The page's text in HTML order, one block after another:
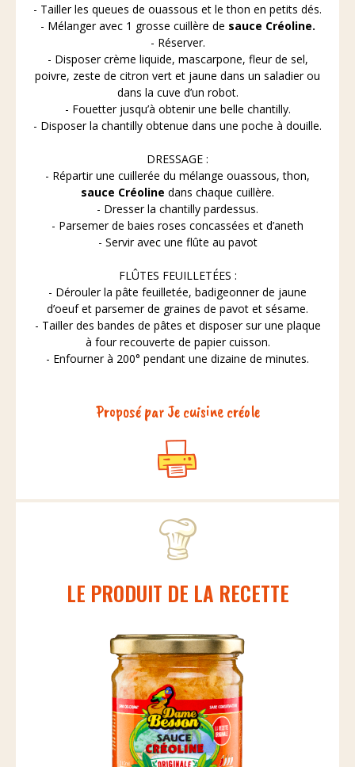
- Tailler les queues de ouassous et le thon en petits dés.
- Mélanger avec 1 grosse cuillère de sauce Créoline.
- Réserver.
- Disposer crème liquide, mascarpone, fleur de sel,
poivre, zeste de citron vert et jaune dans un saladier ou
dans la cuve d’un robot.
- Fouetter jusqu’à obtenir une belle chantilly.
- Disposer la chantilly obtenue dans une poche à douille.
DRESSAGE :
- Répartir une cuillerée du mélange ouassous, thon,
sauce Créoline dans chaque cuillère.
- Dresser la chantilly pardessus.
- Parsemer de baies roses concassées et d’aneth
- Servir avec une flûte au pavot
FLÛTES FEUILLETÉES :
- Dérouler la pâte feuilletée, badigeonner de jaune
d’oeuf et parsemer de graines de pavot et sésame.
- Tailler des bandes de pâtes et disposer sur une plaque
à four recouverte de papier cuisson.
- Enfourner à 200° pendant une dizaine de minutes.
Proposé par Je cuisine créole
LE PRODUIT DE LA RECETTE